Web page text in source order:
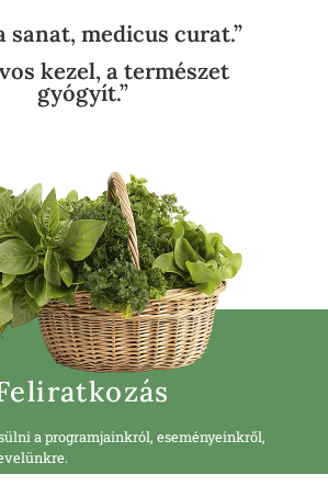
sanat, medicus curat.”
kezel, a természet
gyógyít.”
a programjainkról, eseményeinkről,